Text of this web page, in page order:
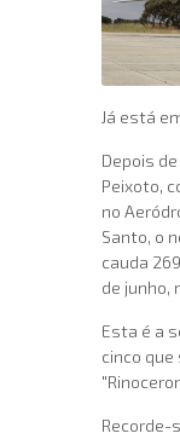
Já está
Depois
Peixoto,
no
Santo, o
cauda
de junho,
Esta é a
cinco
Recorde-